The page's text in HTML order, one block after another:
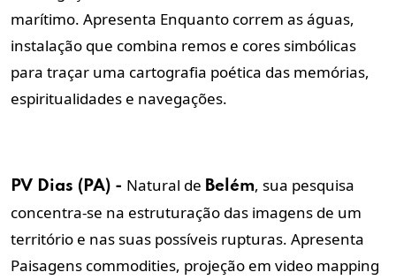
marítimo. Apresenta Enquanto correm as águas,
instalação que combina remos e cores simbólicas
para traçar uma cartografia poética das memórias,
espiritualidades e navegações.
PV Dias (PA) - Natural de Belém, sua pesquisa
concentra-se na estruturação das imagens de um
território e nas suas possíveis rupturas. Apresenta
Paisagens commodities, projeção em video mapping